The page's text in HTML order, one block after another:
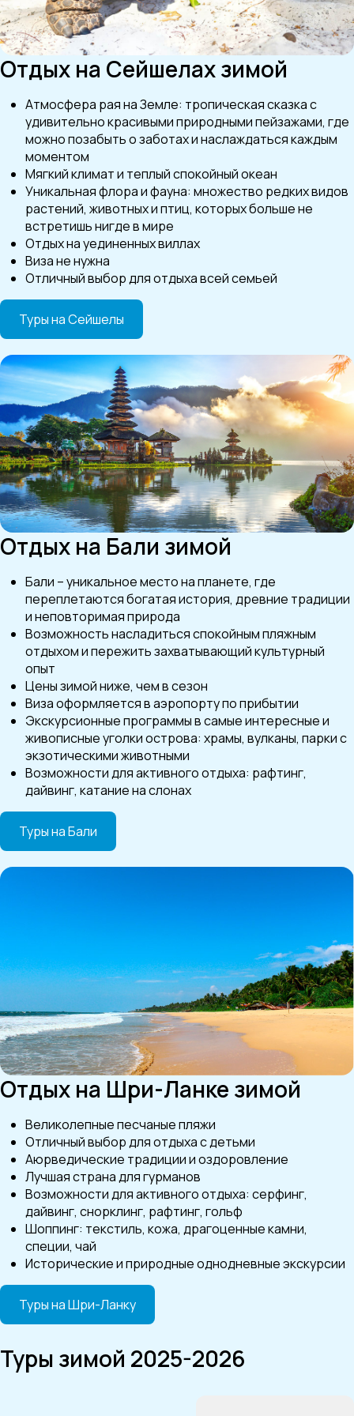
Отдых на Сейшелах зимой
Атмосфера рая на Земле: тропическая сказка с
удивительно красивыми природными пейзажами, где
можно позабыть о заботах и наслаждаться каждым
моментом
Мягкий климат и теплый спокойный океан
Уникальная флора и фауна: множество редких видов
растений, животных и птиц, которых больше не
встретишь нигде в мире
Отдых на уединенных виллах
Виза не нужна
Отличный выбор для отдыха всей семьей
Туры на Сейшелы
Отдых на Бали зимой
Бали – уникальное место на планете, где
переплетаются богатая история, древние традиции
и неповторимая природа
Возможность насладиться спокойным пляжным
отдыхом и пережить захватывающий культурный
опыт
Цены зимой ниже, чем в сезон
Виза оформляется в аэропорту по прибытии
Экскурсионные программы в самые интересные и
живописные уголки острова: храмы, вулканы, парки с
экзотическими животными
Возможности для активного отдыха: рафтинг,
дайвинг, катание на слонах
Туры на Бали
Отдых на Шри-Ланке зимой
Великолепные песчаные пляжи
Отличный выбор для отдыха с детьми
Аюрведические традиции и оздоровление
Лучшая страна для гурманов
Возможности для активного отдыха: серфинг,
дайвинг, снорклинг, рафтинг, гольф
Шоппинг: текстиль, кожа, драгоценные камни,
специи, чай
Исторические и природные однодневные экскурсии
Туры на Шри-Ланку
Туры зимой 2025-2026